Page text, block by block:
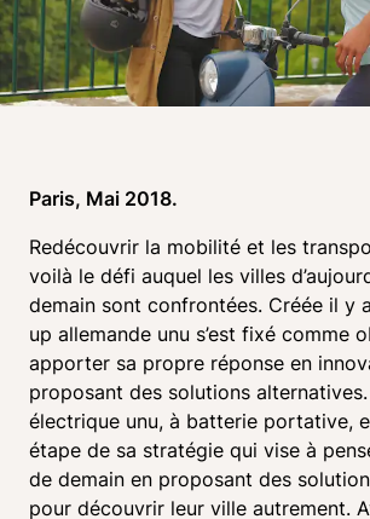
Paris, Mai 2018.
Redécouvrir la mobilité et les
voilà le défi auquel les villes
demain sont confrontées. Créée il y
up allemande unu s’est fixé comme
apporter sa propre réponse en
proposant des solutions
électrique unu, à batterie portative,
étape de sa stratégie qui vise à
de demain en proposant des
pour découvrir leur ville autrement.